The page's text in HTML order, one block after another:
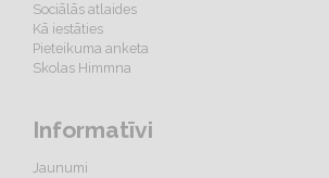
Sociālās atlaides
Kā iestāties
Pieteikuma anketa
Skolas Himmna
Informatīvi
Jaunumi